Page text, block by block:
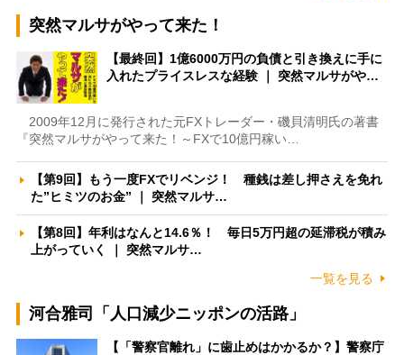
突然マルサがやって来た！
【最終回】1億6000万円の負債と引き換えに手に
入れたプライスレスな経験 ｜ 突然マルサがや…
2009年12月に発行された元FXトレーダー・磯貝清明氏の著書
『突然マルサがやって来た！～FXで10億円稼い…
【第9回】もう一度FXでリベンジ！ 種銭は差し押さえを免れ
た”ヒミツのお金” ｜ 突然マルサ…
【第8回】年利はなんと14.6％！ 毎日5万円超の延滞税が積み
上がっていく ｜ 突然マルサ…
一覧を見る
河合雅司「人口減少ニッポンの活路」
【「警察官離れ」に歯止めはかかるか？】警察庁